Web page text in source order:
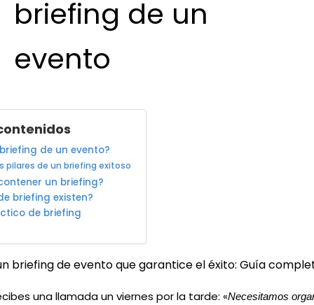
briefing de un
evento
de un evento?
pilares de un briefing exitoso
un briefing?
briefing existen?
de briefing
briefing de evento que garantice el éxito: Guía
una llamada un viernes por la tarde: «Necesitamos